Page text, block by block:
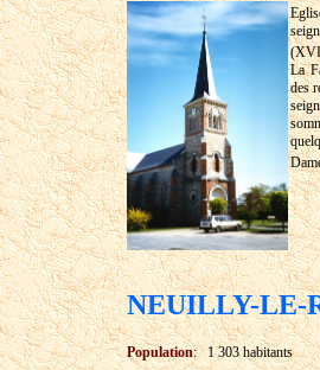
La
des
NEUILLY-LE-
Population: 1 303